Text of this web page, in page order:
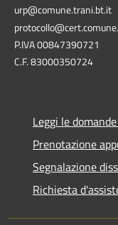
urp@comune.trani.bt.it
P.IVA 00847390721
C.F. 83000350724
Leggi le
Prenotazione
Segnalazione
Richiesta